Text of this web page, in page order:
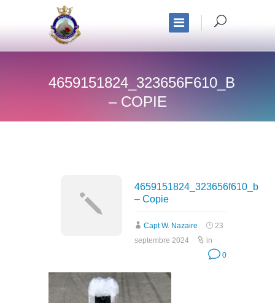
4659151824_323656F610_B
– COPIE
4659151824_323656f610_b
– Copie
Capt W. Nazaire
23
septembre 2024
in
0